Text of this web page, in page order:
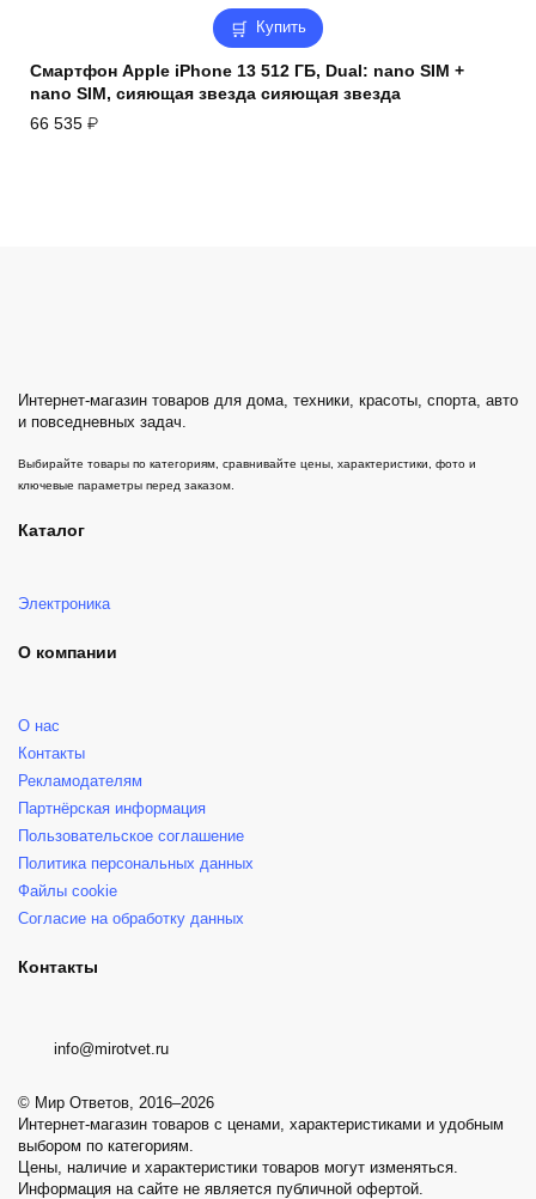
Купить
Смартфон Apple iPhone 13 512 ГБ, Dual: nano SIM +
nano SIM, сияющая звезда сияющая звезда
66 535 ₽
Интернет-магазин товаров для дома, техники, красоты, спорта, авто
и повседневных задач.
Выбирайте товары по категориям, сравнивайте цены, характеристики, фото и
ключевые параметры перед заказом.
Каталог
Электроника
О компании
О нас
Контакты
Рекламодателям
Партнёрская информация
Пользовательское соглашение
Политика персональных данных
Файлы cookie
Согласие на обработку данных
Контакты
info@mirotvet.ru
© Мир Ответов, 2016–2026
Интернет-магазин товаров с ценами, характеристиками и удобным
выбором по категориям.
Цены, наличие и характеристики товаров могут изменяться.
Информация на сайте не является публичной офертой.